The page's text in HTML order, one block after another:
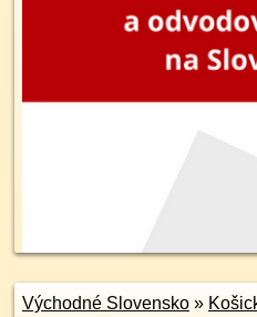
Východné Slovensko »